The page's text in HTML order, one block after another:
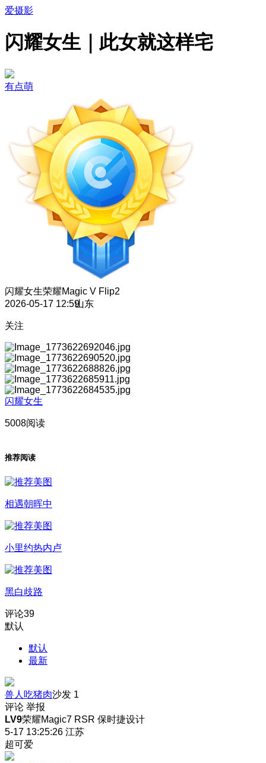
爱摄影
闪耀女生｜此女就这样宅
有点萌
闪耀女生荣耀Magic V Flip2
2026-05-17 12:59山东
关注
闪耀女生
5008阅读
推荐阅读
相遇朝晖中
小里约热内卢
黑白歧路
评论39
默认
默认
最新
兽人吃猪肉沙发 1
评论 举报
LV9荣耀Magic7 RSR 保时捷设计
5-17 13:25:26 江苏
超可爱